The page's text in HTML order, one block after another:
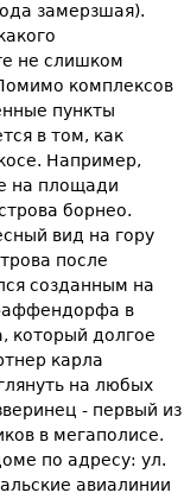
замерзшая).
не слишком
комплексов
пункты
в том, как
Например,
на площади
борнео.
вид на гору
после
созданным на
в
который долгое
карла
на любых
- первый из
в мегаполисе.
по адресу: ул.
авиалинии